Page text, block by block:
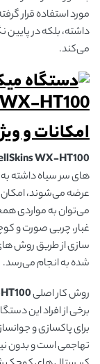
مورد استفاده قرار
داشته، بلکه در
می‌کند.
امکانات و
WX-HT100
های سر سیاه داشته
عرضه می‌شوند، امکان
می‌توان به مواردی
غبار، چربی صورت و
سازی از طریق روش
شده به انجام می‌رسد.
روش کار اصلی
برخی از افراد این
برای پاکسازی و
تهاجمی است و بدون